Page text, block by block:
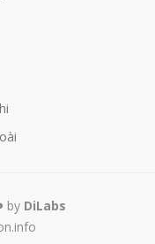
by DiLabs